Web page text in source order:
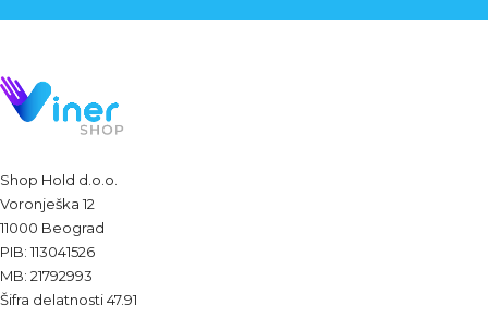
Shop Hold d.o.o.
Voronješka 12
11000 Beograd
PIB: 113041526
MB: 21792993
Šifra delatnosti 47.91